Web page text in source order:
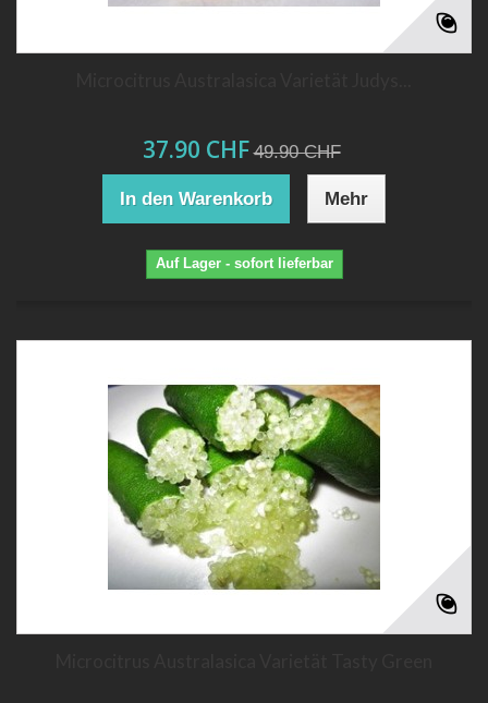
37.90 CHF 49.90 CHF
In den Warenkorb Mehr
Auf Lager - sofort lieferbar